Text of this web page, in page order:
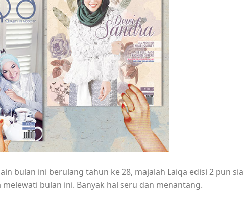
bulan ini berulang tahun ke 28, majalah Laiqa edisi 2 pun
bulan ini. Banyak hal seru dan menantang.